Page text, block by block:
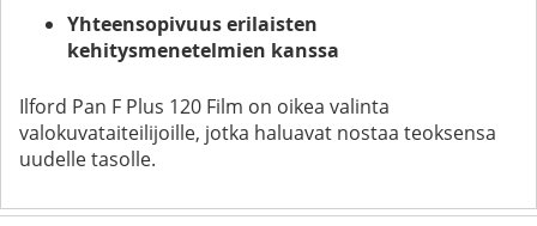
Yhteensopivuus erilaisten
kehitysmenetelmien kanssa
Ilford Pan F Plus 120 Film on oikea valinta
valokuvataiteilijoille, jotka haluavat nostaa teoksensa
uudelle tasolle.